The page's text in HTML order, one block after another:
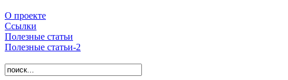
О проекте
Ссылки
Полезные статьи
Полезные статьи-2